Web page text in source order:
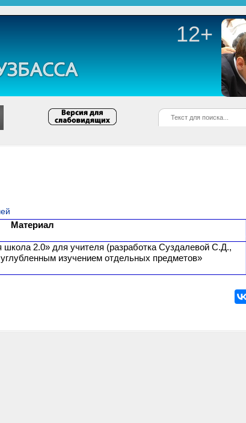
12+
Материал
2.0» для учителя (разработка Суздалевой С.Д.,
изучением отдельных предметов»